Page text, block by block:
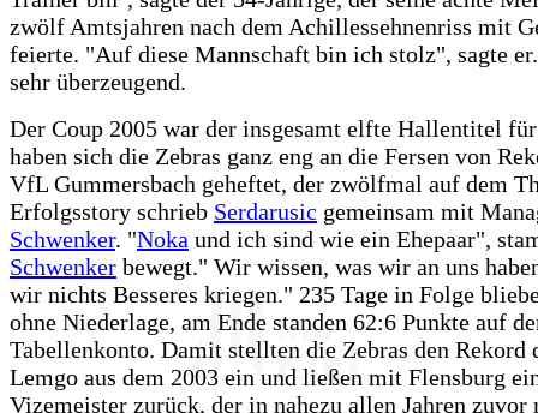
zwölf Amtsjahren nach dem Achillessehnenriss mit
feierte. "Auf diese Mannschaft bin ich stolz", sagte
sehr überzeugend.
Der Coup 2005 war der insgesamt elfte Hallentitel
haben sich die Zebras ganz eng an die Fersen von
VfL Gummersbach geheftet, der zwölfmal auf dem
Erfolgsstory schrieb Serdarusic gemeinsam mit
Schwenker. "Noka und ich sind wie ein Ehepaar",
Schwenker bewegt." Wir wissen, was wir an uns
wir nichts Besseres kriegen." 235 Tage in Folge
ohne Niederlage, am Ende standen 62:6 Punkte auf
Tabellenkonto. Damit stellten die Zebras den Rekord
Lemgo aus dem 2003 ein und ließen mit Flensburg
Vizemeister zurück, der in nahezu allen Jahren